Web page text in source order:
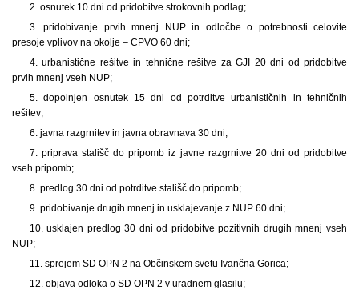
2. osnutek 10 dni od pridobitve strokovnih podlag;
3. pridobivanje prvih mnenj NUP in odločbe o potrebnosti celovite
presoje vplivov na okolje – CPVO 60 dni;
4. urbanistične rešitve in tehnične rešitve za GJI 20 dni od pridobitve
prvih mnenj vseh NUP;
5. dopolnjen osnutek 15 dni od potrditve urbanističnih in tehničnih
rešitev;
6. javna razgrnitev in javna obravnava 30 dni;
7. priprava stališč do pripomb iz javne razgrnitve 20 dni od pridobitve
vseh pripomb;
8. predlog 30 dni od potrditve stališč do pripomb;
9. pridobivanje drugih mnenj in usklajevanje z NUP 60 dni;
10. usklajen predlog 30 dni od pridobitve pozitivnih drugih mnenj vseh
NUP;
11. sprejem SD OPN 2 na Občinskem svetu Ivančna Gorica;
12. objava odloka o SD OPN 2 v uradnem glasilu;